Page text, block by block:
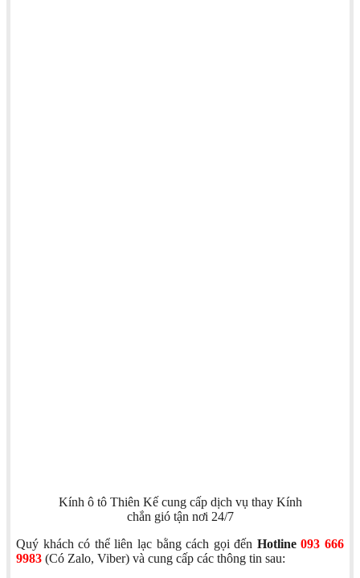
Kính ô tô Thiên Kế cung cấp dịch vụ thay Kính
chắn gió tận nơi 24/7
Quý khách có thể liên lạc bằng cách gọi đến Hotline093 666
9983 (Có Zalo, Viber) và cung cấp các thông tin sau: